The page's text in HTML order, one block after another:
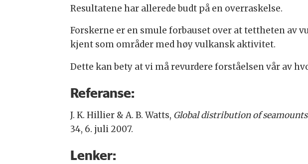
Resultatene har allerede budt på en overraskelse.
Forskerne er en smule forbauset over at tettheten av
kjent som områder med høy vulkansk aktivitet.
Dette kan bety at vi må revurdere forståelsen vår av
Referanse:
J. K. Hillier & A. B. Watts, Global distribution of
34, 6. juli 2007.
Lenker: